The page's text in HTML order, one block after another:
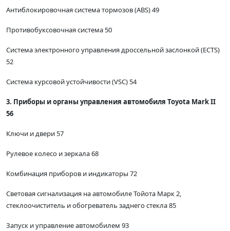
Антиблокировочная система тормозов (ABS) 49
Противобуксовочная система 50
Система электронного управления дроссельной заслонкой (ECTS)
52
Система курсовой устойчивости (VSC) 54
3. Приборы и органы управления автомобиля Toyota Mark II
56
Ключи и двери 57
Рулевое колесо и зеркала 68
Комбинация приборов и индикаторы 72
Световая сигнализация на автомобиле Тойота Марк 2,
стеклоочиститель и обогреватель заднего стекла 85
Запуск и управление автомобилем 93